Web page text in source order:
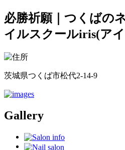
必勝祈願｜つくばの
イルスクールiris(ア
茨城県つくば市松代2-14-9
Gallery